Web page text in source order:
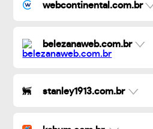
webcontinental.com.br
belezanaweb.com.br
stanley1913.com.br